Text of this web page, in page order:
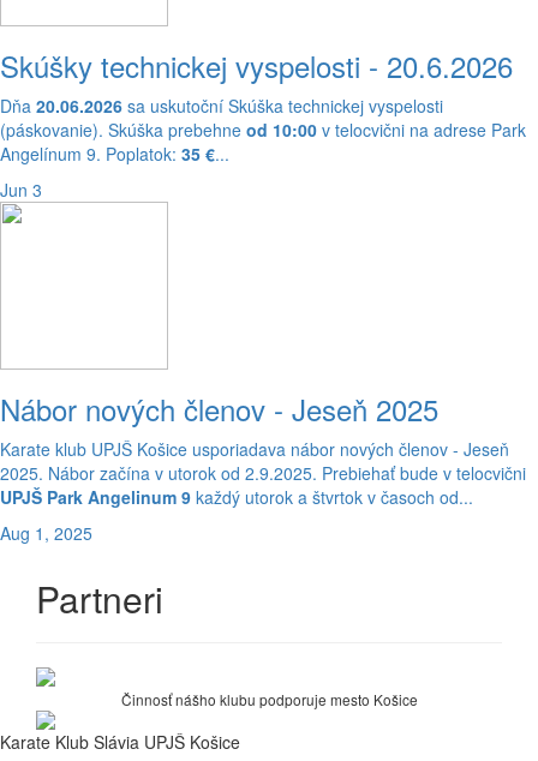
Skúšky technickej vyspelosti - 20.6.2026
Dňa 20.06.2026 sa uskutoční Skúška technickej vyspelosti
(páskovanie). Skúška prebehne od 10:00 v telocvični na adrese Park
Angelínum 9. Poplatok: 35 €...
Jun 3
Nábor nových členov - Jeseň 2025
Karate klub UPJŠ Košice usporiadava nábor nových členov - Jeseň
2025. Nábor začína v utorok od 2.9.2025. Prebiehať bude v telocvični
UPJŠ Park Angelinum 9 každý utorok a štvrtok v časoch od...
Aug 1, 2025
Partneri
Činnosť nášho klubu podporuje mesto Košice
Karate Klub Slávia UPJŠ Košice